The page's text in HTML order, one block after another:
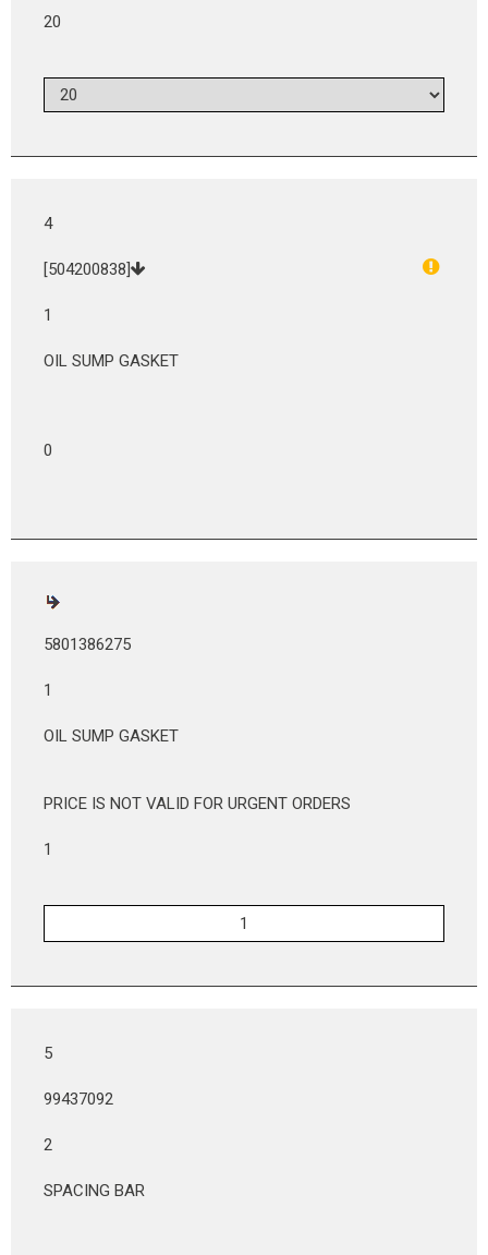
20
4
[504200838]
1
OIL SUMP GASKET
0
5801386275
1
OIL SUMP GASKET
PRICE IS NOT VALID FOR URGENT ORDERS
1
5
99437092
2
SPACING BAR